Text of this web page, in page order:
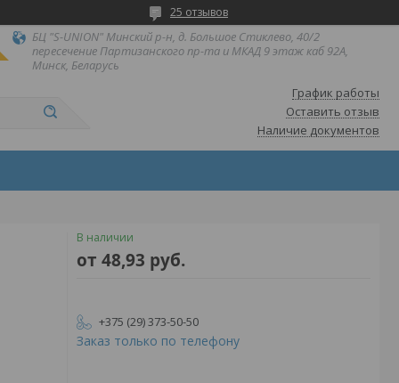
25 отзывов
БЦ "S-UNION" Минский р-н, д. Большое Стиклево, 40/2
пересечение Партизанского пр-та и МКАД 9 этаж каб 92А,
Минск, Беларусь
График работы
Оставить отзыв
Наличие документов
В наличии
от 48,93 руб.
+375 (29) 373-50-50
Заказ только по телефону